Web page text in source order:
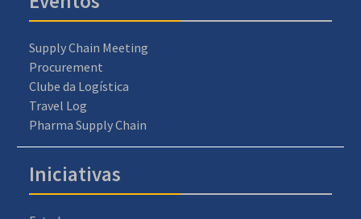
Supply Chain Meeting
Procurement
Clube da Logística
Travel Log
Pharma Supply Chain
Iniciativas